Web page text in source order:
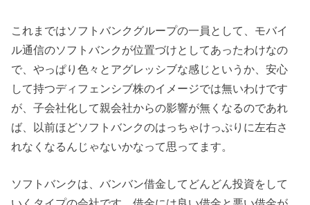
これまではソフトバンクグループの一員として、モバイ
ル通信のソフトバンクが位置づけとしてあったわけなの
で、やっぱり色々とアグレッシブな感じというか、安心
して持つディフェンシブ株のイメージでは無いわけです
が、子会社化して親会社からの影響が無くなるのであれ
ば、以前ほどソフトバンクのはっちゃけっぷりに左右さ
れなくなるんじゃないかなって思ってます。
ソフトバンクは、バンバン借金してどんどん投資をして